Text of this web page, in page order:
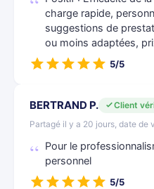
charge rapide,
suggestions de
ou moins adaptées,
5/5
BERTRAND P.
Client
Partagé il y a 20 jours, date de
Pour le
personnel
5/5